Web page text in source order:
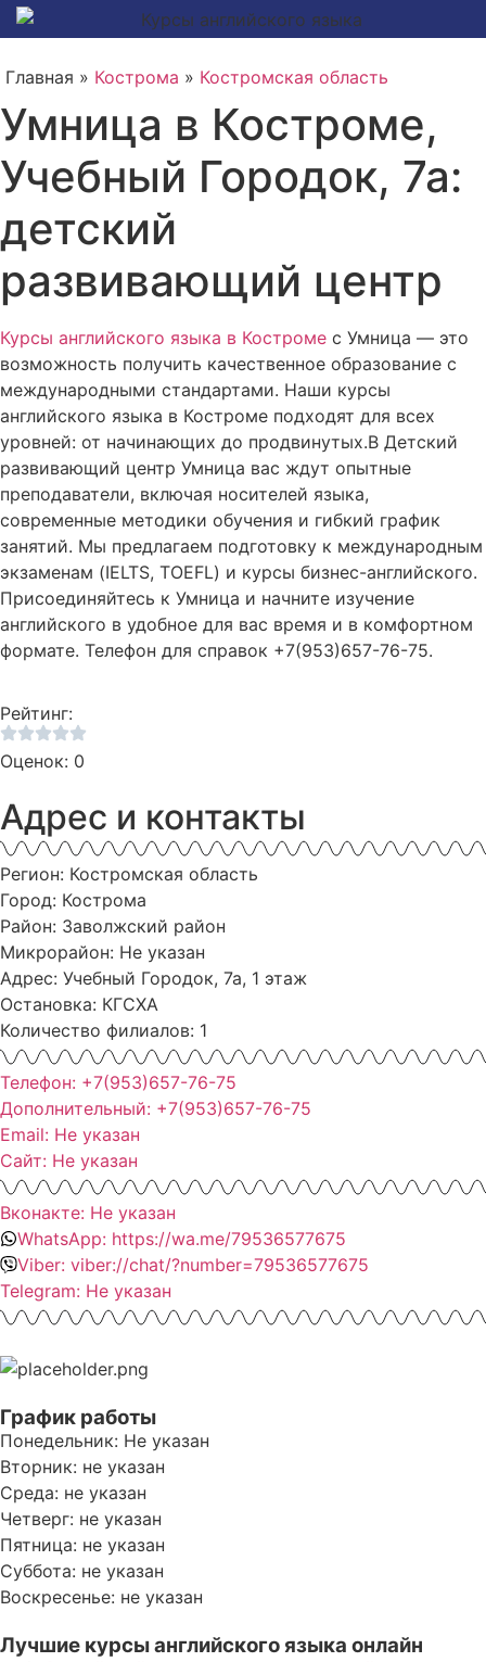
Главная » Кострома » Костромская область
Умница в Костроме,
Учебный Городок, 7а:
детский
развивающий центр
Курсы английского языка в Костроме с Умница — это
возможность получить качественное образование с
международными стандартами. Наши курсы
английского языка в Костроме подходят для всех
уровней: от начинающих до продвинутых.В Детский
развивающий центр Умница вас ждут опытные
преподаватели, включая носителей языка,
современные методики обучения и гибкий график
занятий. Мы предлагаем подготовку к международным
экзаменам (IELTS, TOEFL) и курсы бизнес-английского.
Присоединяйтесь к Умница и начните изучение
английского в удобное для вас время и в комфортном
формате. Телефон для справок +7(953)657-76-75.
Рейтинг:
Оценок: 0
Адрес и контакты
Регион: Костромская область
Город: Кострома
Район: Заволжский район
Микрорайон: Не указан
Адрес: Учебный Городок, 7а, 1 этаж
Остановка: КГСХА
Количество филиалов: 1
Телефон: +7(953)657-76-75
Дополнительный: +7(953)657-76-75
Email: Не указан
Сайт: Не указан
Вконакте: Не указан
WhatsApp: https://wa.me/79536577675
Viber: viber://chat/?number=79536577675
Telegram: Не указан
График работы
Понедельник: Не указан
Вторник: не указан
Среда: не указан
Четверг: не указан
Пятница: не указан
Суббота: не указан
Воскресенье: не указан
Лучшие курсы английского языка онлайн